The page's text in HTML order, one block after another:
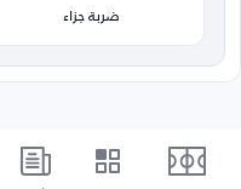
ضربة جزاء